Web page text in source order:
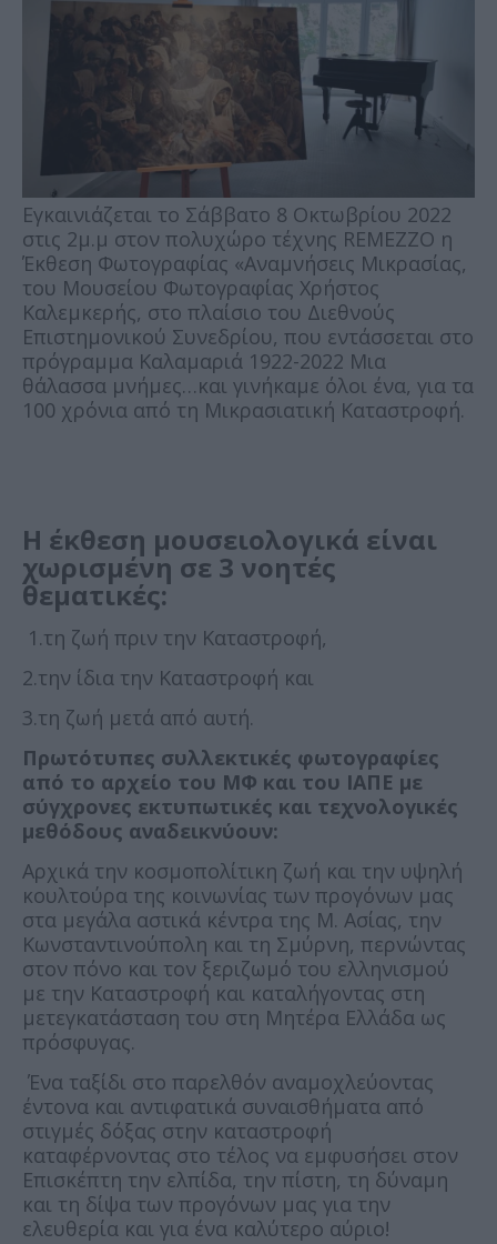
Εγκαινιάζεται το Σάββατο 8 Οκτωβρίου 2022
στις 2μ.μ στον πολυχώρο τέχνης REMEZZO η
Έκθεση Φωτογραφίας «Αναμνήσεις Μικρασίας,
του Μουσείου Φωτογραφίας Χρήστος
Καλεμκερής, στο πλαίσιο του Διεθνούς
Επιστημονικού Συνεδρίου, που εντάσσεται στο
πρόγραμμα Καλαμαριά 1922-2022 Μια
θάλασσα μνήμες…και γινήκαμε όλοι ένα, για τα
100 χρόνια από τη Μικρασιατική Καταστροφή.
Η έκθεση μουσειολογικά είναι
χωρισμένη σε 3 νοητές
θεματικές:
1.τη ζωή πριν την Καταστροφή,
2.την ίδια την Καταστροφή και
3.τη ζωή μετά από αυτή.
Πρωτότυπες συλλεκτικές φωτογραφίες
από το αρχείο του ΜΦ και του ΙΑΠΕ με
σύγχρονες εκτυπωτικές και τεχνολογικές
μεθόδους αναδεικνύουν:
Αρχικά την κοσμοπολίτικη ζωή και την υψηλή
κουλτούρα της κοινωνίας των προγόνων μας
στα μεγάλα αστικά κέντρα της Μ. Ασίας, την
Κωνσταντινούπολη και τη Σμύρνη, περνώντας
στον πόνο και τον ξεριζωμό του ελληνισμού
με την Καταστροφή και καταλήγοντας στη
μετεγκατάσταση του στη Μητέρα Ελλάδα ως
πρόσφυγας.
Ένα ταξίδι στο παρελθόν αναμοχλεύοντας
έντονα και αντιφατικά συναισθήματα από
στιγμές δόξας στην καταστροφή
καταφέρνοντας στο τέλος να εμφυσήσει στον
Επισκέπτη την ελπίδα, την πίστη, τη δύναμη
και τη δίψα των προγόνων μας για την
ελευθερία και για ένα καλύτερο αύριο!